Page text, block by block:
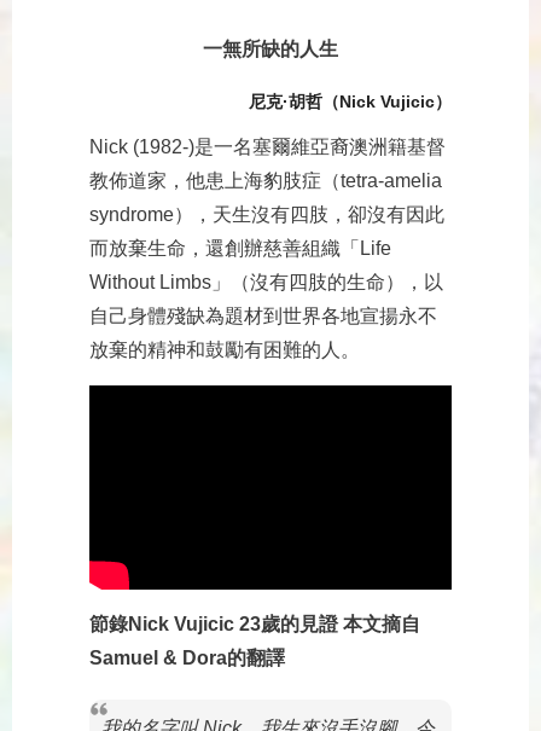
一無所缺的人生
尼克·胡哲（Nick Vujicic）
Nick (1982-)是一名塞爾維亞裔澳洲籍基督
教佈道家，他患上海豹肢症（tetra-amelia
syndrome），天生沒有四肢，卻沒有因此
而放棄生命，還創辦慈善組織「Life
Without Limbs」（沒有四肢的生命），以
自己身體殘缺為題材到世界各地宣揚永不
放棄的精神和鼓勵有困難的人。
節錄Nick Vujicic 23歲的見證 本文摘自
Samuel & Dora的翻譯